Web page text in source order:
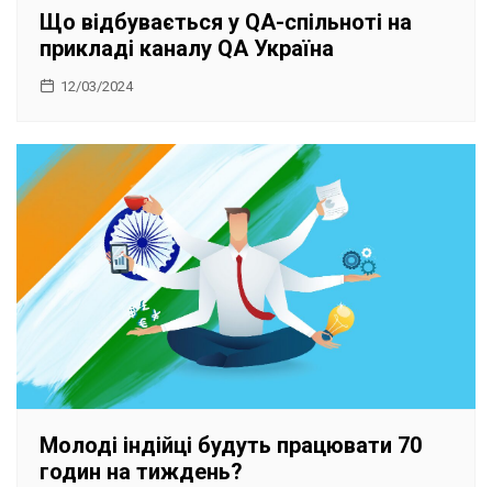
Що відбувається у QA-спільноті на
прикладі каналу QA Україна
12/03/2024
Молоді індійці будуть працювати 70
годин на тиждень?